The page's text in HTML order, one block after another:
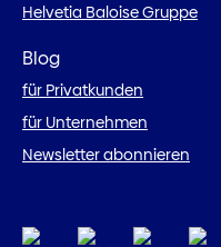
Helvetia Baloise Gruppe
Blog
für Privatkunden
für Unternehmen
Newsletter abonnieren